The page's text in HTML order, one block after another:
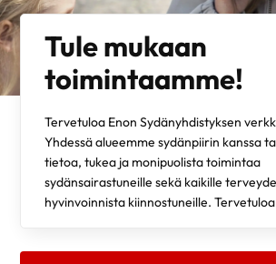
Tule mukaan
toimintaamme!
Tervetuloa Enon Sydänyhdistyksen
Yhdessä alueemme sydänpiirin kanssa
tietoa, tukea ja monipuolista toimintaa
sydänsairastuneille sekä kaikille
hyvinvoinnista kiinnostuneille.